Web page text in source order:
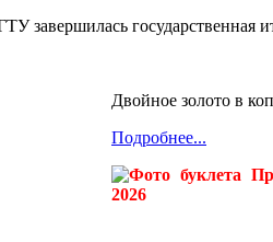
завершилась государственная
Двойное золото в
Подробнее...